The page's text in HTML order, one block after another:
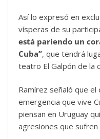
Así lo expresó en
vísperas de su
está pariendo un
Cuba”, que tendrá
teatro El Galpón de la
Ramírez señaló que el
emergencia que vive
piensan en Uruguay
agresiones que sufren